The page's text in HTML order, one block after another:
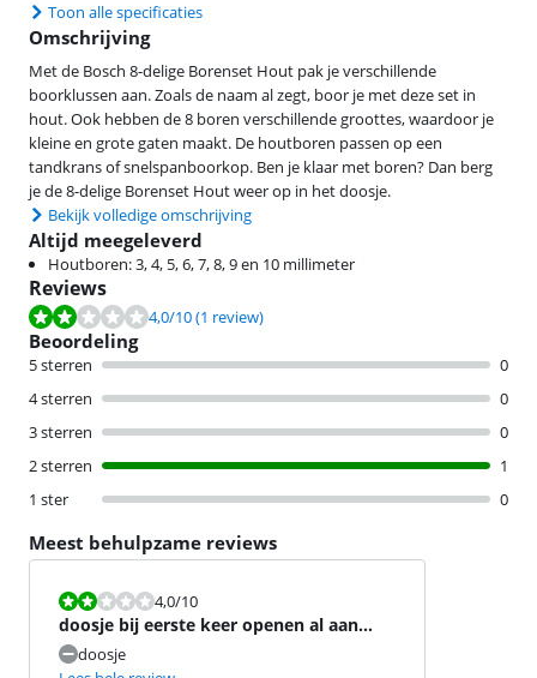
Toon alle specificaties
Omschrijving
Met de Bosch 8-delige Borenset Hout pak je verschillende
boorklussen aan. Zoals de naam al zegt, boor je met deze set in
hout. Ook hebben de 8 boren verschillende groottes, waardoor je
kleine en grote gaten maakt. De houtboren passen op een
tandkrans of snelspanboorkop. Ben je klaar met boren? Dan berg
je de 8-delige Borenset Hout weer op in het doosje.
Bekijk volledige omschrijving
Altijd meegeleverd
Houtboren: 3, 4, 5, 6, 7, 8, 9 en 10 millimeter
Reviews
Beoordeling is 4,0 van de 10, gebaseerd op 1 review.
4,0/10(1 review)
Beoordeling
5 sterren
0
4 sterren
0
3 sterren
0
2 sterren
1
1 ster
0
Meest behulpzame reviews
Beoordeling is 4,0 van de 10.
4,0/10
doosje bij eerste keer openen al aan
gortdoosje